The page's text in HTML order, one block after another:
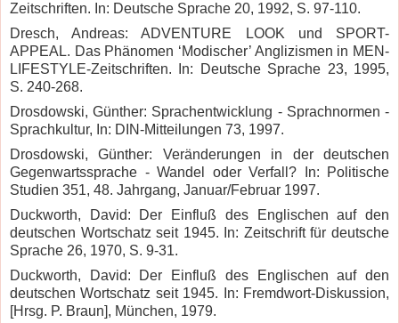
Zeitschriften. In: Deutsche Sprache 20, 1992, S. 97-110.
Dresch, Andreas: ADVENTURE LOOK und SPORT-
APPEAL. Das Phänomen ‘Modischer’ Anglizismen in MEN-
LIFESTYLE-Zeitschriften. In: Deutsche Sprache 23, 1995,
S. 240-268.
Drosdowski, Günther: Sprachentwicklung - Sprachnormen -
Sprachkultur, In: DIN-Mitteilungen 73, 1997.
Drosdowski, Günther: Veränderungen in der deutschen
Gegenwartssprache - Wandel oder Verfall? In: Politische
Studien 351, 48. Jahrgang, Januar/Februar 1997.
Duckworth, David: Der Einfluß des Englischen auf den
deutschen Wortschatz seit 1945. In: Zeitschrift für deutsche
Sprache 26, 1970, S. 9-31.
Duckworth, David: Der Einfluß des Englischen auf den
deutschen Wortschatz seit 1945. In: Fremdwort-Diskussion,
[Hrsg. P. Braun], München, 1979.